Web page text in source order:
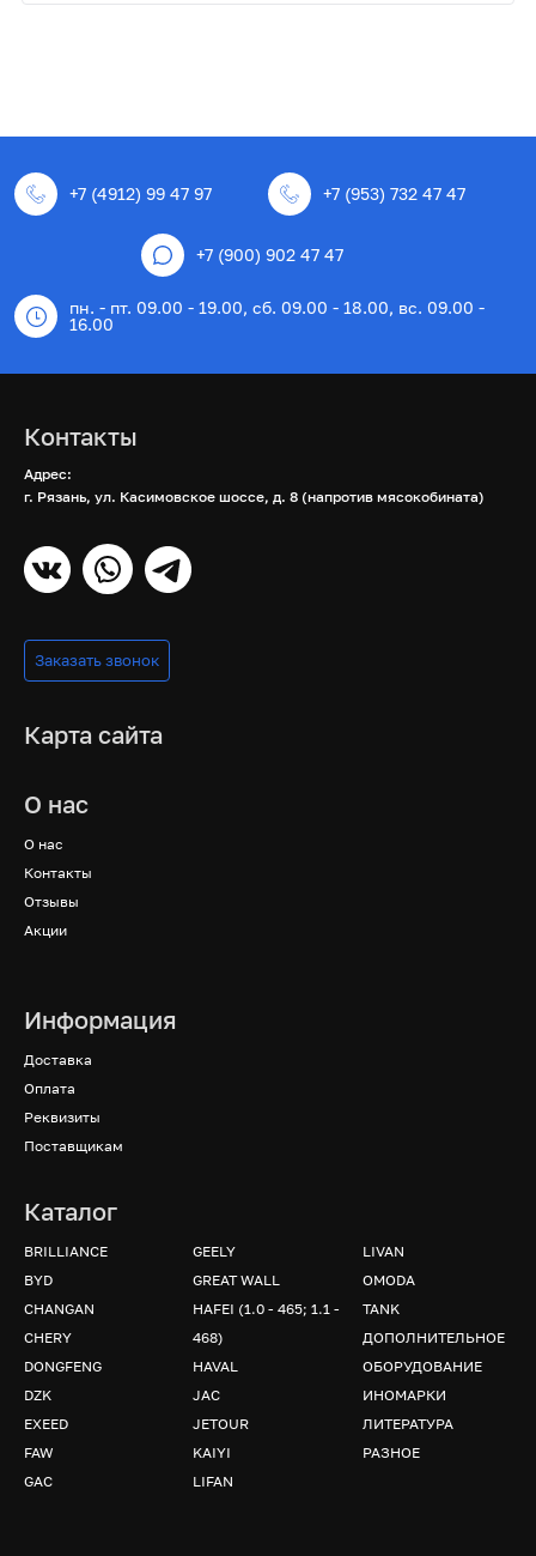
+7 (4912) 99 47 97 +7 (953) 732 47 47
+7 (900) 902 47 47
пн. - пт. 09.00 - 19.00, сб. 09.00 - 18.00, вс. 09.00 -
16.00
Контакты
Адрес:
г. Рязань, ул. Касимовское шоссе, д. 8 (напротив мясокобината)
Заказать звонок
Карта сайта
О нас
О нас
Контакты
Отзывы
Акции
Информация
Доставка
Оплата
Реквизиты
Поставщикам
Каталог
BRILLIANCE
BYD
CHANGAN
CHERY
DONGFENG
DZK
EXEED
FAW
GAC
GEELY
GREAT WALL
HAFEI (1.0 - 465; 1.1 -
468)
HAVAL
JAC
JETOUR
KAIYI
LIFAN
LIVAN
OMODA
TANK
ДОПОЛНИТЕЛЬНОЕ
ОБОРУДОВАНИЕ
ИНОМАРКИ
ЛИТЕРАТУРА
РАЗНОЕ